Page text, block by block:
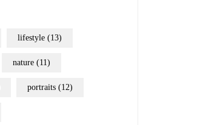
lifestyle (13)
nature (11)
portraits (12)